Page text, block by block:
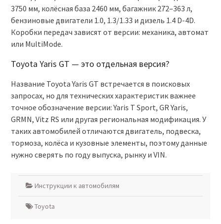
3750 мм, колёсная база 2460 мм, багажник 272–363 л,
бензиновые двигатели 1.0, 1.3/1.33 и дизель 1.4 D-4D.
Коробки передач зависят от версии: механика, автомат
или MultiMode.
Toyota Yaris GT — это отдельная версия?
Название Toyota Yaris GT встречается в поисковых
запросах, но для технических характеристик важнее
точное обозначение версии: Yaris T Sport, GR Yaris,
GRMN, Vitz RS или другая региональная модификация. У
таких автомобилей отличаются двигатель, подвеска,
тормоза, колёса и кузовные элементы, поэтому данные
нужно сверять по году выпуска, рынку и VIN.
Инструкции к автомобилям
Toyota